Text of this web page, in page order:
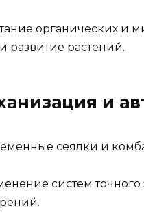
органических и
развитие растений.
и
сеялки и
систем